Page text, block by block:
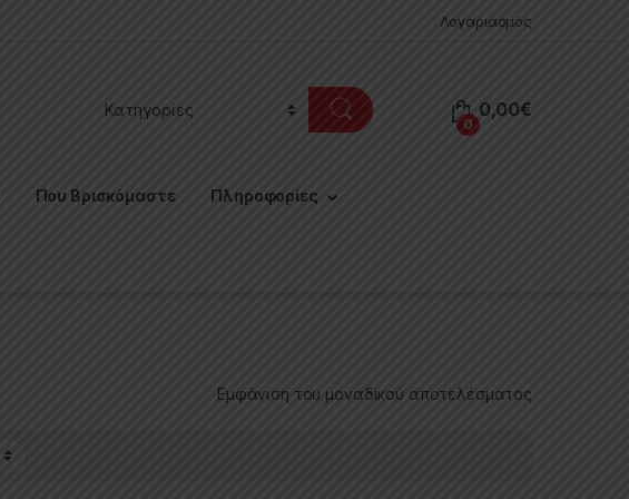
Λογαριασμός
0
0,00€
Που Βρισκόμαστε Πληροφορίες
Εμφάνιση του μοναδικού αποτελέσματος